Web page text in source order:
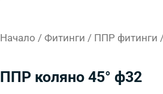
Начало / Фитинги / ППР фитинги
ППР коляно 45° ф32